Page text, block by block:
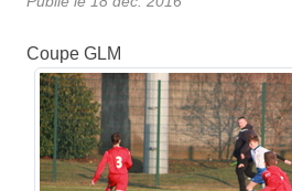
Coupe GLM